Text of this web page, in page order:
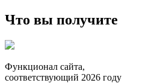
Что вы получите
Функционал сайта,
соответствующий 2026 году